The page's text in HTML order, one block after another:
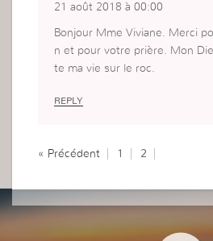
21 août 2018 à 00:00
Bonjour Mme Viviane. Merci
n et pour votre prière. Mon
te ma vie sur le roc.
REPLY
« Précédent 1 2